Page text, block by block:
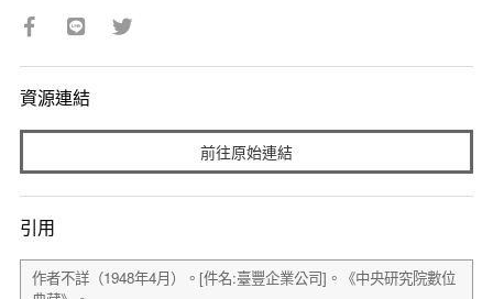
資源連結
前往原始連結
引用